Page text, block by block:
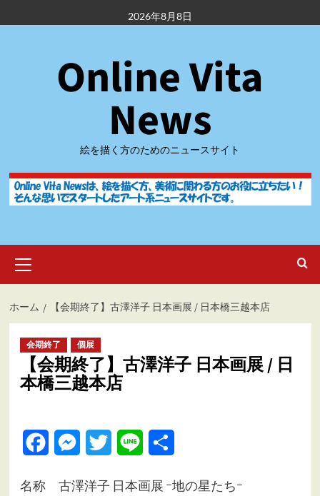
容
2026年8月8日
Online Vita
News
絵を描く方のためのニュースサイト
イ
ン
ニ
ー
ホーム 【会期終了】古澤洋子 日本画展 / 日本橋三越本店
会期終了 個展
【会期終了】古澤洋子 日本画展 / 日
本橋三越本店
FacebookMessenger
Twitter Line
名称 古澤洋子 日本画展 ｰ地の星たちｰ